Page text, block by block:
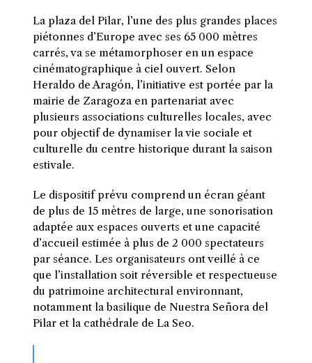
La plaza del Pilar, l’une des plus grandes places
piétonnes d’Europe avec ses 65 000 mètres
carrés, va se métamorphoser en un espace
cinématographique à ciel ouvert. Selon
Heraldo de Aragón, l’initiative est portée par la
mairie de Zaragoza en partenariat avec
plusieurs associations culturelles locales, avec
pour objectif de dynamiser la vie sociale et
culturelle du centre historique durant la saison
estivale.
Le dispositif prévu comprend un écran géant
de plus de 15 mètres de large, une sonorisation
adaptée aux espaces ouverts et une capacité
d’accueil estimée à plus de 2 000 spectateurs
par séance. Les organisateurs ont veillé à ce
que l’installation soit réversible et respectueuse
du patrimoine architectural environnant,
notamment la basilique de Nuestra Señora del
Pilar et la cathédrale de La Seo.